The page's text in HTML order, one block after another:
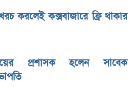
করলেই কক্সবাজারে ফ্রি থাকার
প্রশাসক হলেন সাবেক